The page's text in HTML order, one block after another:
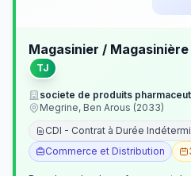
Magasinier / Magasinière
TJ
societe de produits
Megrine, Ben Arous (2033)
CDI - Contrat à Durée
Commerce et Distribution